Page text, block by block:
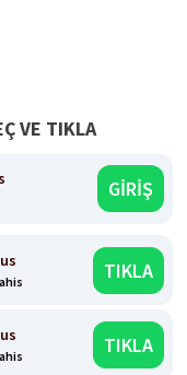
VE TIKLA
GİRİŞ
TIKLA
TIKLA